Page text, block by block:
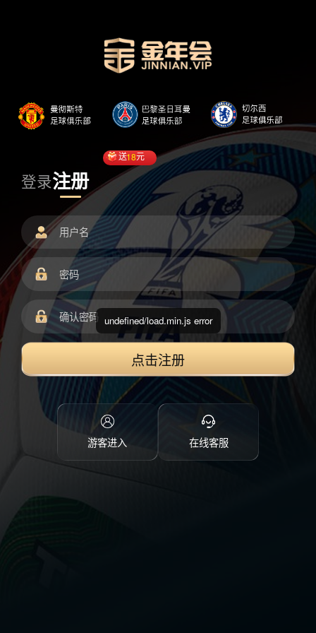
登录注册
送18元
点击注册
游客进入 在线客服
undefined/load.min.js error